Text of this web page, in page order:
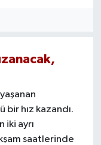
hız kazandı.
ayrı
saatlerinde